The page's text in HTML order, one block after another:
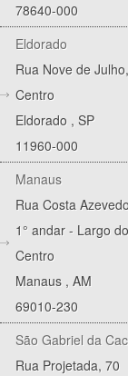
78640-000
Eldorado
Rua Nove de
Centro
Eldorado , SP
11960-000
Manaus
Rua Costa
1° andar - Largo
Centro
Manaus , AM
69010-230
São Gabriel da
Rua Projetada, 70